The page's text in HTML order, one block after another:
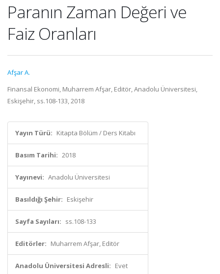
Paranın Zaman Değeri ve
Faiz Oranları
Afşar A.
Finansal Ekonomi, Muharrem Afşar, Editör, Anadolu Üniversitesi,
Eskişehir, ss.108-133, 2018
Yayın Türü: Kitapta Bölüm / Ders Kitabı
Basım Tarihi: 2018
Yayınevi: Anadolu Üniversitesi
Basıldığı Şehir: Eskişehir
Sayfa Sayıları: ss.108-133
Editörler: Muharrem Afşar, Editör
Anadolu Üniversitesi Adresli: Evet